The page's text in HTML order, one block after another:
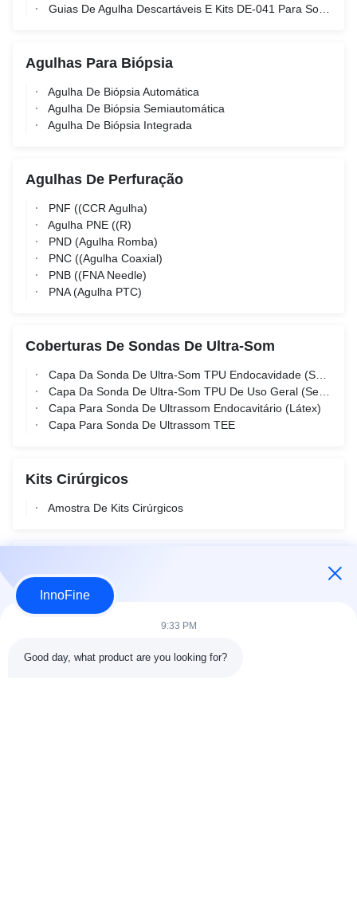
Guias De Agulha Descartáveis E Kits DE-041 Para Sonda Siemens bp10-3
Agulhas Para Biópsia
Agulha De Biópsia Automática
Agulha De Biópsia Semiautomática
Agulha De Biópsia Integrada
Agulhas De Perfuração
PNF ((CCR Agulha)
Agulha PNE ((R)
PND (Agulha Romba)
PNC ((Agulha Coaxial)
PNB ((FNA Needle)
PNA (Agulha PTC)
Coberturas De Sondas De Ultra-Som
Capa Da Sonda De Ultra-Som TPU Endocavidade (Sem Látex)
Capa Da Sonda De Ultra-Som TPU De Uso Geral (Sem Látex)
Capa Para Sonda De Ultrassom Endocavitário (Látex)
Capa Para Sonda De Ultrassom TEE
Kits Cirúrgicos
Amostra De Kits Cirúrgicos
Gel De Ultrassom Esterilizado 20g
InnoFine
9:33 PM
Good day, what product are you looking for?